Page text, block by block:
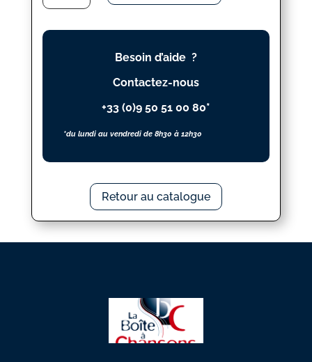
DEBIT
DE
Besoin d’aide ?
Contactez-nous
+33 (0)9 50 51 00 80*
*du lundi au vendredi de 8h30 à 12h30
Retour au catalogue